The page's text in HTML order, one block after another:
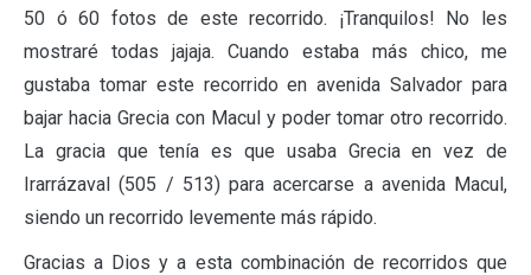
50 ó 60 fotos de este recorrido. ¡Tranquilos! No les
mostraré todas jajaja. Cuando estaba más chico, me
gustaba tomar este recorrido en avenida Salvador para
bajar hacia Grecia con Macul y poder tomar otro recorrido.
La gracia que tenía es que usaba Grecia en vez de
Irarrázaval (505 / 513) para acercarse a avenida Macul,
siendo un recorrido levemente más rápido.
Gracias a Dios y a esta combinación de recorridos que